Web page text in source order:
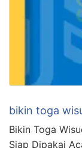
bikin toga
Bikin Toga
Siap Dipakai